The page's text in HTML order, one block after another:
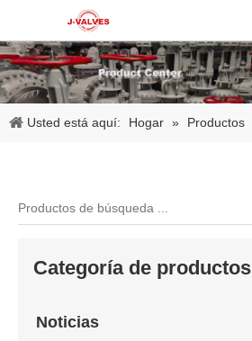
Usted está aquí: Hogar » Productos
Categoría de productos
Noticias
2026-06-25
Válvula de compuerta de bronce, níquel y aluminio C95800: diseño técnico, rendimiento y aplicaciones industriales